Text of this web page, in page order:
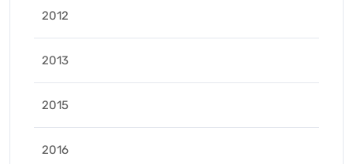
2012
2013
2015
2016